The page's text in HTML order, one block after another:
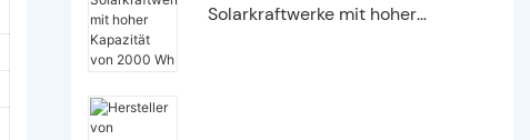
Solarkraftwerke mit hoher